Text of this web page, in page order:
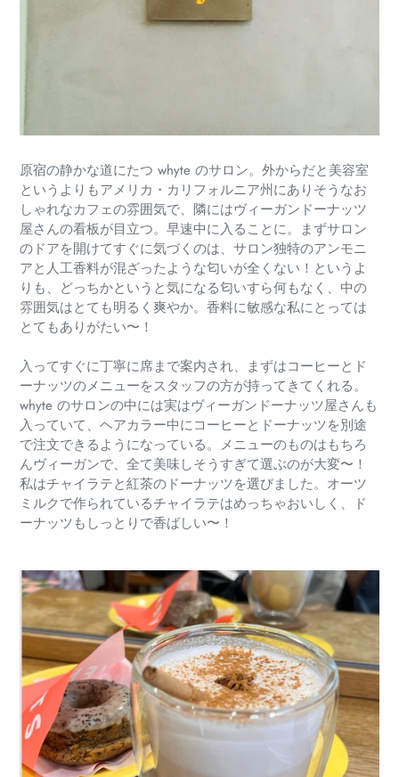
原宿の静かな道にたつ whyte のサロン。外からだと美容室
というよりもアメリカ・カリフォルニア州にありそうなお
しゃれなカフェの雰囲気で、隣にはヴィーガンドーナッツ
屋さんの看板が目立つ。早速中に入ることに。まずサロン
のドアを開けてすぐに気づくのは、サロン独特のアンモニ
アと人工香料が混ざったような匂いが全くない！というよ
りも、どっちかというと気になる匂いすら何もなく、中の
雰囲気はとても明るく爽やか。香料に敏感な私にとっては
とてもありがたい〜！
入ってすぐに丁寧に席まで案内され、まずはコーヒーとド
ーナッツのメニューをスタッフの方が持ってきてくれる。
whyte のサロンの中には実はヴィーガンドーナッツ屋さんも
入っていて、ヘアカラー中にコーヒーとドーナッツを別途
で注文できるようになっている。メニューのものはもちろ
んヴィーガンで、全て美味しそうすぎて選ぶのが大変〜！
私はチャイラテと紅茶のドーナッツを選びました。オーツ
ミルクで作られているチャイラテはめっちゃおいしく、ド
ーナッツもしっとりで香ばしい〜！